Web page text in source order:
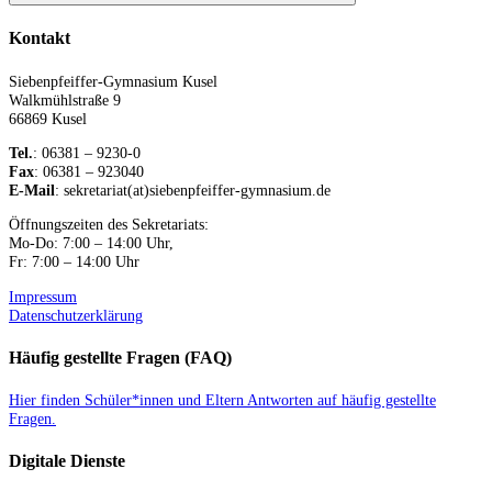
Suchen
Kontakt
Siebenpfeiffer-Gymnasium Kusel
Walkmühlstraße 9
66869 Kusel
Tel.: 06381 – 9230-0
Fax: 06381 – 923040
E-Mail: sekretariat(at)siebenpfeiffer-gymnasium.de
Öffnungszeiten des Sekretariats:
Mo-Do: 7:00 – 14:00 Uhr,
Fr: 7:00 – 14:00 Uhr
Impressum
Datenschutzerklärung
Häufig gestellte Fragen (FAQ)
Hier finden Schüler*innen und Eltern Antworten auf häufig gestellte
Fragen.
Digitale Dienste